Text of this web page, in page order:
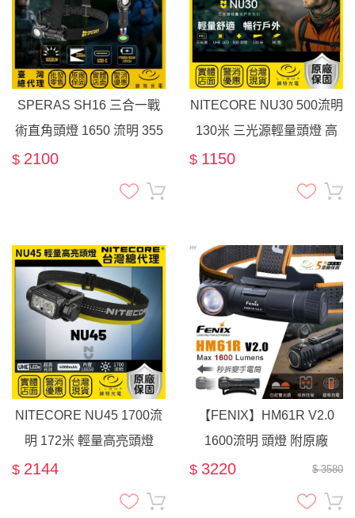
SPERAS SH16 三合一戰
術直角頭燈 1650 流明 355
米 EDC手電筒 工作燈 L型
頭燈 尾部磁吸 濾鏡
$ 2100
NITECORE NU30 500流明
130米 三光源輕量頭燈 高
顯 紅光 戶外 夜跑 露營 四
$ 1150
NITECORE NU45 1700流
明 172米 輕量高亮頭燈
18650 紅/白光 智能光感 快
拆支架 頭帶
$ 2144
【FENIX】HM61R V2.0
1600流明 頭燈 附原廠
18650電池 尾部磁鐵 磁吸
充電 紅光 USB直充 快拆
$ 3580
$ 3220